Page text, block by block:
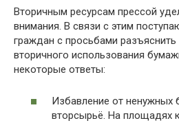
Вторичным ресурсам прессой
внимания. В связи с этим
граждан с просьбами
вторичного использования
некоторые ответы:
Избавление от ненужных
вторсырьё. На площадях